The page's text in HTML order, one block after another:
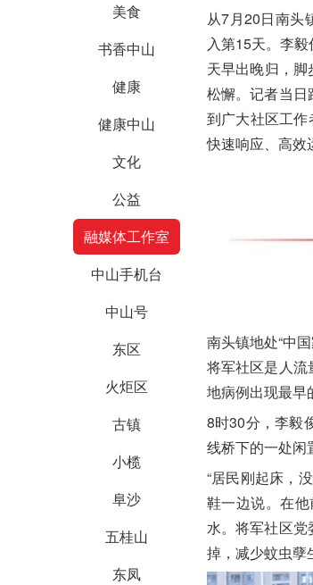
美食
书香中山
健康
健康中山
文化
公益
融媒体工作室
中山手机台
中山号
东区
火炬区
古镇
小榄
阜沙
五桂山
东凤
从7月20日南头
入第15天。李毅
天早出晚归，
松懈。记者当日
到广大社区工作
快速响应、高效
南头镇地处“中
将军社区是人流
地病例出现最早
8时30分，李毅
线桥下的一处闲
“居民刚起床，
鞋一边说。在
水。将军社区
掉，减少蚊虫孽